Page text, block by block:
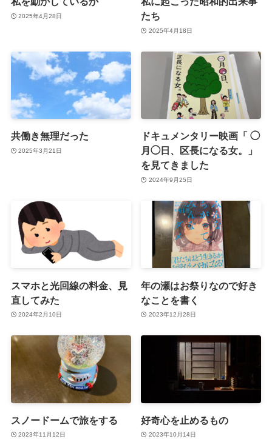
2025年4月28日
たち
2025年4月18日
共働き無理だった
2025年3月21日
ドキュメンタリー映画「 ◯
月◯日、区長になる女。」
を見てきました
2024年9月25日
スマホと光回線の料金、見
直してみた
2024年2月10日
年の瀬はお祭りなので好き
なことを書く
2023年12月28日
スノードームで旅をする
2023年11月12日
好奇心を止めるもの
2023年10月14日